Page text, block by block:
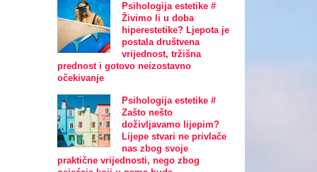
Psihologija estetike #
Živimo li u doba
hiperestetike? Ljepota je
postala društvena
vrijednost, tržišna
prednost i gotovo neizostavno
očekivanje
Psihologija estetike #
Zašto nešto
doživljavamo lijepim?
Lijepe stvari ne privlače
nas zbog svoje
praktične vrijednosti, nego zbog